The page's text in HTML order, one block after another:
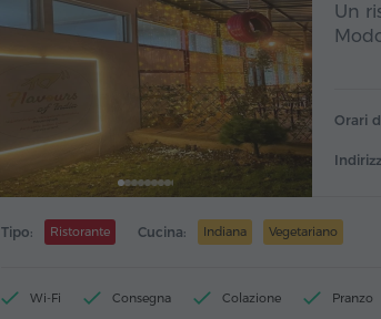
Un
Orari
Tipo: Ristorante Cucina: Indiana Vegetariano
Wi-Fi Consegna Colazione Pranzo